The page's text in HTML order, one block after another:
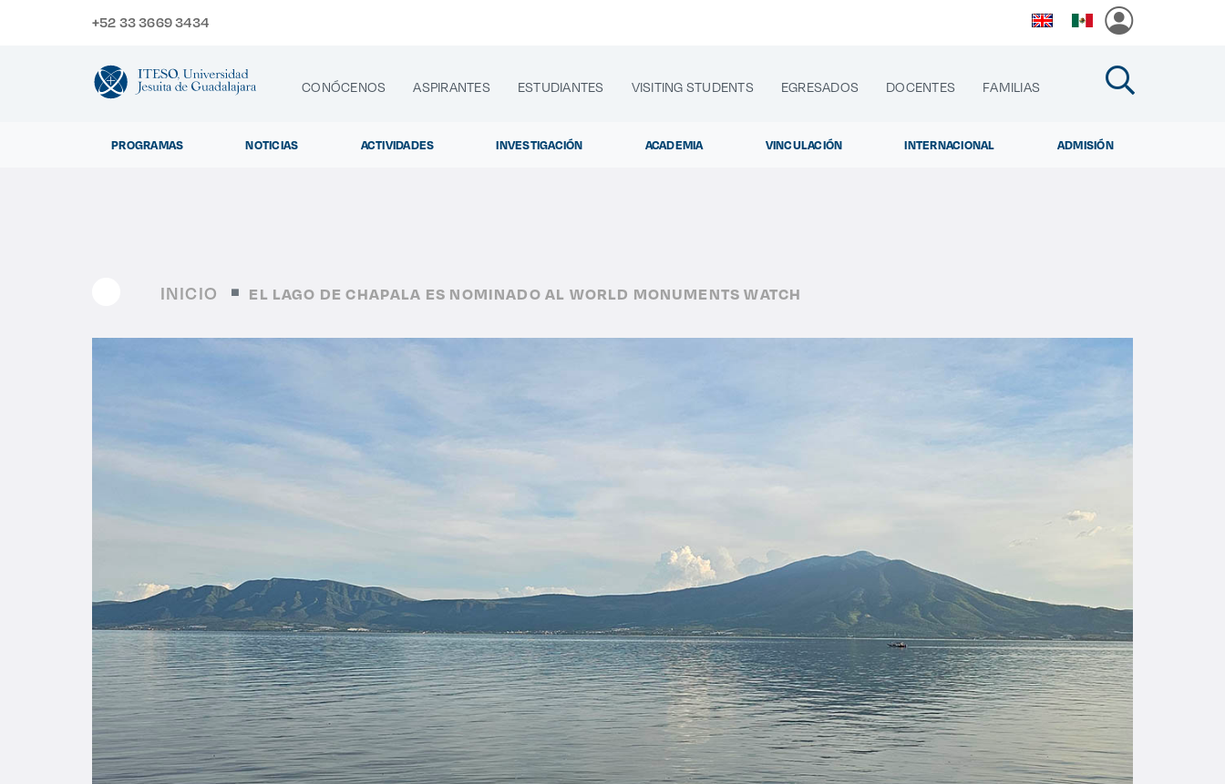
+52 33 3669 3434
CONÓCENOS ASPIRANTES ESTUDIANTES VISITING STUDENTS EGRESADOS DOCENTES FAMILIAS
PROGRAMAS NOTICIAS ACTIVIDADES INVESTIGACIÓN ACADEMIA VINCULACIÓN INTERNACIONAL ADMISIÓN
Egresados|
Enlaces de interés
Becas
Graduaciones
CRUCE
Derecho
Carreras
Prepa ITESO
Becas
Sustentabilidad
INICIO EL LAGO DE CHAPALA ES NOMINADO AL WORLD MONUMENTS WATCH